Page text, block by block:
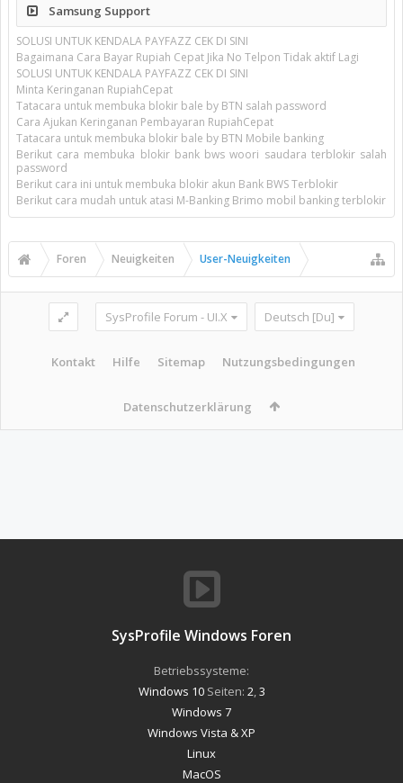
Samsung Support
SOLUSI UNTUK KENDALA PAYFAZZ CEK DI SINI
Bagaimana Cara Bayar Rupiah Cepat Jika No Telpon Tidak aktif Lagi
SOLUSI UNTUK KENDALA PAYFAZZ CEK DI SINI
Minta Keringanan RupiahCepat
Tatacara untuk membuka blokir bale by BTN salah password
Cara Ajukan Keringanan Pembayaran RupiahCepat
Tatacara untuk membuka blokir bale by BTN Mobile banking
Berikut cara membuka blokir bank bws woori saudara terblokir salah
password
Berikut cara ini untuk membuka blokir akun Bank BWS Terblokir
Berikut cara mudah untuk atasi M-Banking Brimo mobil banking terblokir
Foren Neuigkeiten User-Neuigkeiten
SysProfile Forum - UI.X Deutsch [Du]
Kontakt Hilfe Sitemap Nutzungsbedingungen
Datenschutzerklärung
SysProfile Windows Foren
Betriebssysteme:
Windows 10Seiten: 2 3
Windows 7
Windows Vista & XP
Linux
MacOS